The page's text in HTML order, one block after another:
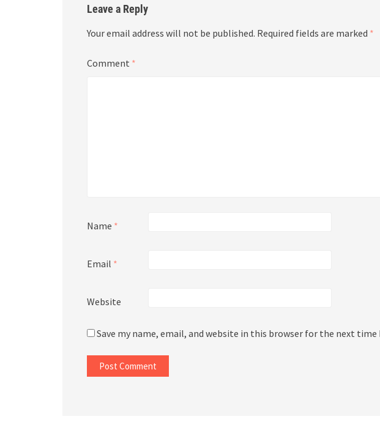
Leave a Reply
Your email address will not be published. Required fields are marked *
Comment *
Name *
Email *
Website
Save my name, email, and website in this browser for the next